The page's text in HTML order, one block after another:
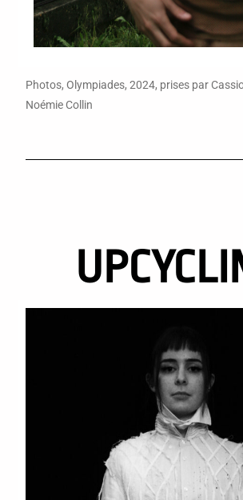
Photos, Olympiades, 2024, prises par
Noémie Collin